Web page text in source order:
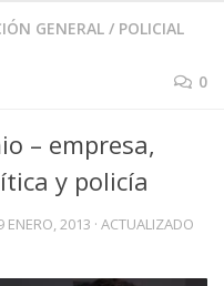
GENERAL / POLICIAL
0
– empresa,
y policía
ENERO, 2013 · ACTUALIZADO